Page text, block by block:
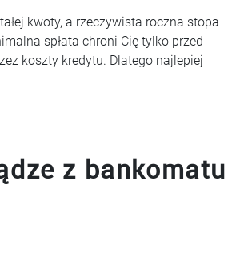
kwoty, a rzeczywista roczna stopa
spłata chroni Cię tylko przed
koszty kredytu. Dlatego najlepiej
z bankomatu